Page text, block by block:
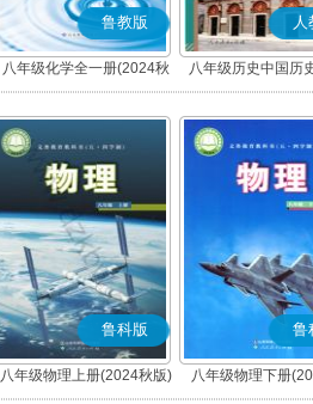
鲁教版
八年级化学全一册(2024秋
版)
人
八年级历史中国历
(2025秋版)(部
鲁科版
八年级物理上册(2024秋版)
鲁
八年级物理下册